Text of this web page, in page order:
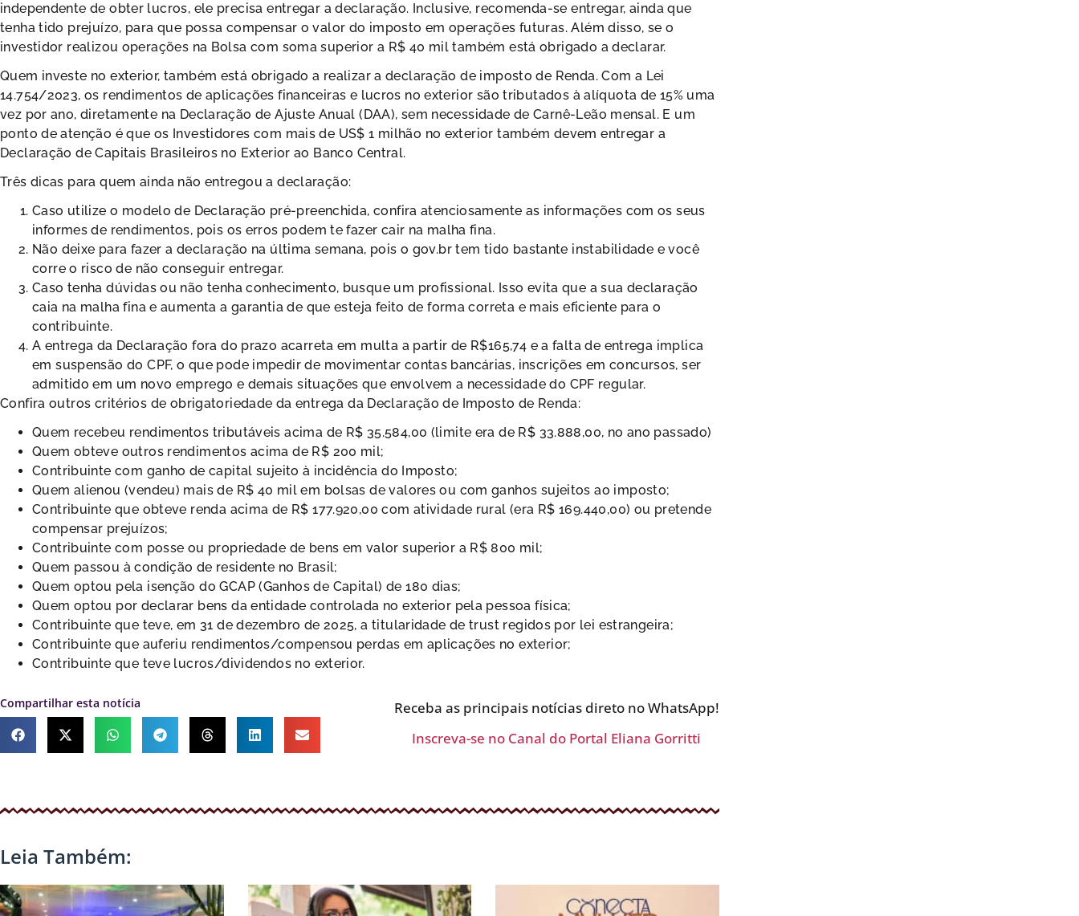
independente de obter lucros, ele precisa entregar a declaração. Inclusive, recomenda-se entregar, ainda que
tenha tido prejuízo, para que possa compensar o valor do imposto em operações futuras. Além disso, se o
investidor realizou operações na Bolsa com soma superior a R$ 40 mil também está obrigado a declarar.
Quem investe no exterior, também está obrigado a realizar a declaração de imposto de Renda. Com a Lei
14.754/2023, os rendimentos de aplicações financeiras e lucros no exterior são tributados à alíquota de 15% uma
vez por ano, diretamente na Declaração de Ajuste Anual (DAA), sem necessidade de Carnê-Leão mensal. E um
ponto de atenção é que os Investidores com mais de US$ 1 milhão no exterior também devem entregar a
Declaração de Capitais Brasileiros no Exterior ao Banco Central.
Três dicas para quem ainda não entregou a declaração:
Caso utilize o modelo de Declaração pré-preenchida, confira atenciosamente as informações com os seus
informes de rendimentos, pois os erros podem te fazer cair na malha fina.
Não deixe para fazer a declaração na última semana, pois o gov.br tem tido bastante instabilidade e você
corre o risco de não conseguir entregar.
Caso tenha dúvidas ou não tenha conhecimento, busque um profissional. Isso evita que a sua declaração
caia na malha fina e aumenta a garantia de que esteja feito de forma correta e mais eficiente para o
contribuinte.
A entrega da Declaração fora do prazo acarreta em multa a partir de R$165,74 e a falta de entrega implica
em suspensão do CPF, o que pode impedir de movimentar contas bancárias, inscrições em concursos, ser
admitido em um novo emprego e demais situações que envolvem a necessidade do CPF regular.
Confira outros critérios de obrigatoriedade da entrega da Declaração de Imposto de Renda:
Quem recebeu rendimentos tributáveis acima de R$ 35.584,00 (limite era de R$ 33.888,00, no ano passado)
Quem obteve outros rendimentos acima de R$ 200 mil;
Contribuinte com ganho de capital sujeito à incidência do Imposto;
Quem alienou (vendeu) mais de R$ 40 mil em bolsas de valores ou com ganhos sujeitos ao imposto;
Contribuinte que obteve renda acima de R$ 177.920,00 com atividade rural (era R$ 169.440,00) ou pretende
compensar prejuízos;
Contribuinte com posse ou propriedade de bens em valor superior a R$ 800 mil;
Quem passou à condição de residente no Brasil;
Quem optou pela isenção do GCAP (Ganhos de Capital) de 180 dias;
Quem optou por declarar bens da entidade controlada no exterior pela pessoa física;
Contribuinte que teve, em 31 de dezembro de 2025, a titularidade de trust regidos por lei estrangeira;
Contribuinte que auferiu rendimentos/compensou perdas em aplicações no exterior;
Contribuinte que teve lucros/dividendos no exterior.
Compartilhar esta notícia
Receba as principais notícias direto no WhatsApp!
Inscreva-se no Canal do Portal Eliana Gorritti
Leia Também: